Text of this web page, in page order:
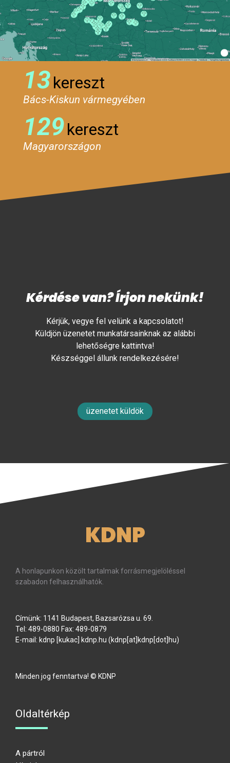
13kereszt
Bács-Kiskun vármegyében
129kereszt
Magyarországon
Kérdése van? Írjon nekünk!
Kérjük, vegye fel velünk a kapcsolatot!
Küldjön üzenetet munkatársainknak az alábbi
lehetőségre kattintva!
Készséggel állunk rendelkezésére!
üzenetet küldök
KDNP
A honlapunkon közölt tartalmak forrásmegjelöléssel
szabadon felhasználhatók.
Címünk: 1141 Budapest, Bazsarózsa u. 69.
Tel: 489-0880 Fax: 489-0879
E-mail: kdnp [kukac] kdnp hu (kdnp[at]kdnp[dot]hu)
Minden jog fenntartva! © KDNP
Oldaltérkép
A pártról